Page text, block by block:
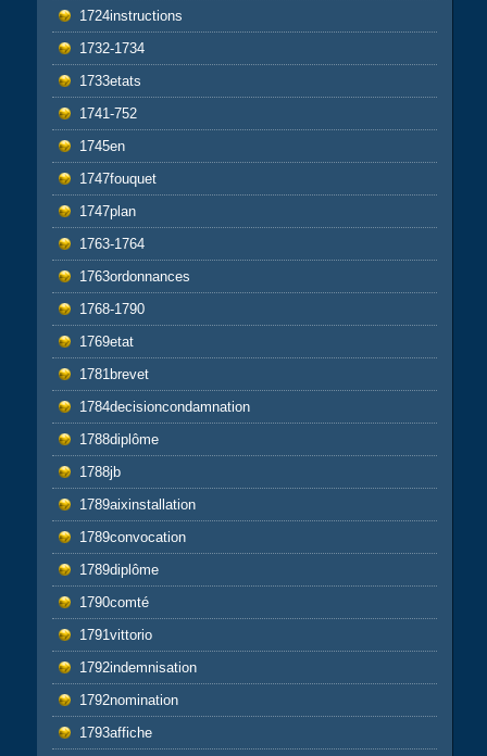
1724instructions
1732-1734
1733etats
1741-752
1745en
1747fouquet
1747plan
1763-1764
1763ordonnances
1768-1790
1769etat
1781brevet
1784decisioncondamnation
1788diplôme
1788jb
1789aixinstallation
1789convocation
1789diplôme
1790comté
1791vittorio
1792indemnisation
1792nomination
1793affiche